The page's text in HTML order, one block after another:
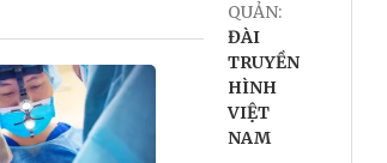
QUẢN:
ĐÀI
TRUYỀN
HÌNH
VIỆT
NAM